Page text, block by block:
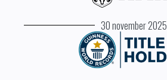
30 november 2025